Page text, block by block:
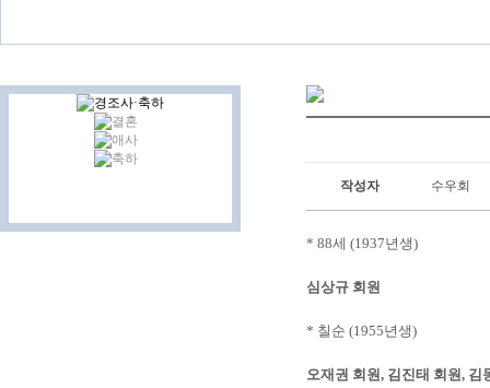
작성자 수우회
* 88세 (1937년생)
심상규 회원
* 칠순 (1955년생)
오재권 회원, 김진태 회원, 김